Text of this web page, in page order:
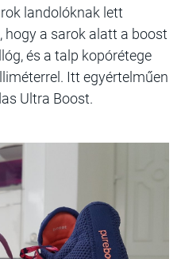
landolóknak lett
hogy a sarok alatt a boost
és a talp kopórétege
Itt egyértelműen
Ultra Boost.